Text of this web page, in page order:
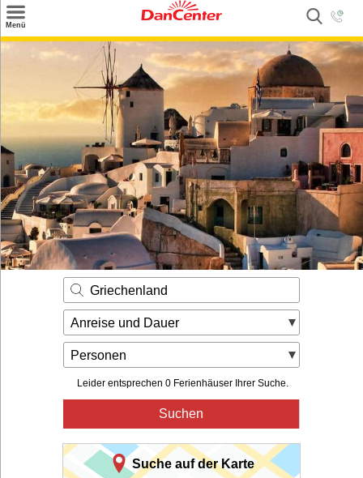
Menü
Suchen
Urlaubsziele
Weitere Urlaubsziele
Angebote
Inspiration
Kontakt
Gut zu wissen
Login
Griechenland
Anreise und Dauer
Personen
Leider entsprechen 0 Ferienhäuser Ihrer Suche.
Suchen
Suche auf der Karte